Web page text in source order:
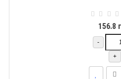
156.8
-
+